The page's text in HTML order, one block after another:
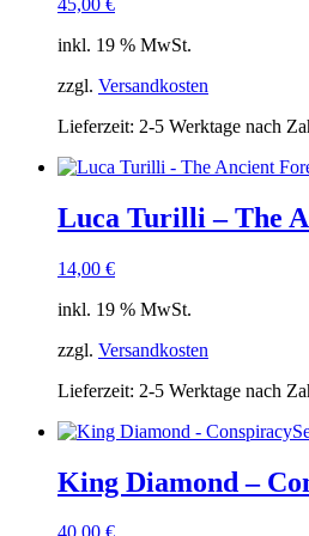
inkl. 19 % MwSt.
zzgl. Versandkosten
Lieferzeit: 2-5 Werktage nach
Luca Turilli – The
14,00 €
inkl. 19 % MwSt.
zzgl. Versandkosten
Lieferzeit: 2-5 Werktage nach
King Diamond –